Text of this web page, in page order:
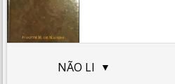
NÃO LI